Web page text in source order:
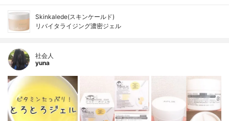
Skinkalede(スキンケールド)
リバイタライジング濃密ジェル
社会人
yuna